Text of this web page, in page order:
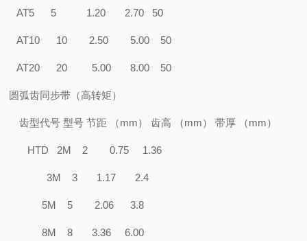
AT5 5 1.20 2.70 50
AT10 10 2.50 5.00 50
AT20 20 5.00 8.00 50
圆弧齿同步带（高转矩）
齿型代号 型号 节距 （mm） 齿高 （mm） 带厚 （mm）
HTD 2M 2 0.75 1.36
3M 3 1.17 2.4
5M 5 2.06 3.8
8M 8 3.36 6.00